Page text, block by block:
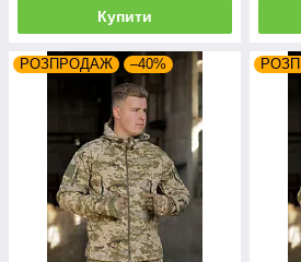
Купити
РОЗПРОДАЖ –40%